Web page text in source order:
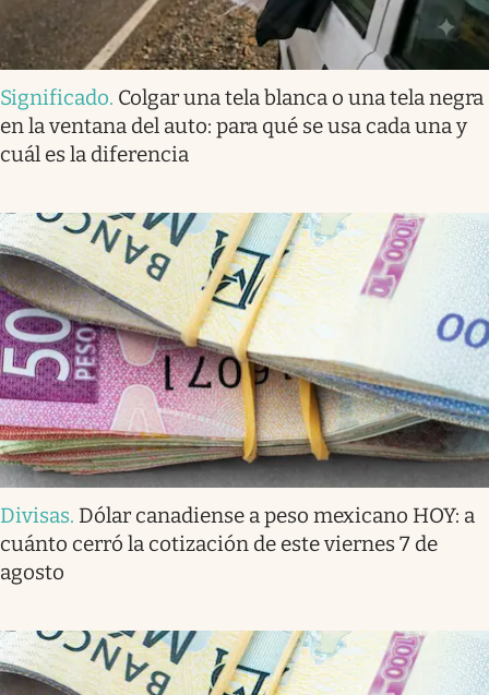
Significado. Colgar una tela blanca o una tela negra
en la ventana del auto: para qué se usa cada una y
cuál es la diferencia
Divisas. Dólar canadiense a peso mexicano HOY: a
cuánto cerró la cotización de este viernes 7 de
agosto